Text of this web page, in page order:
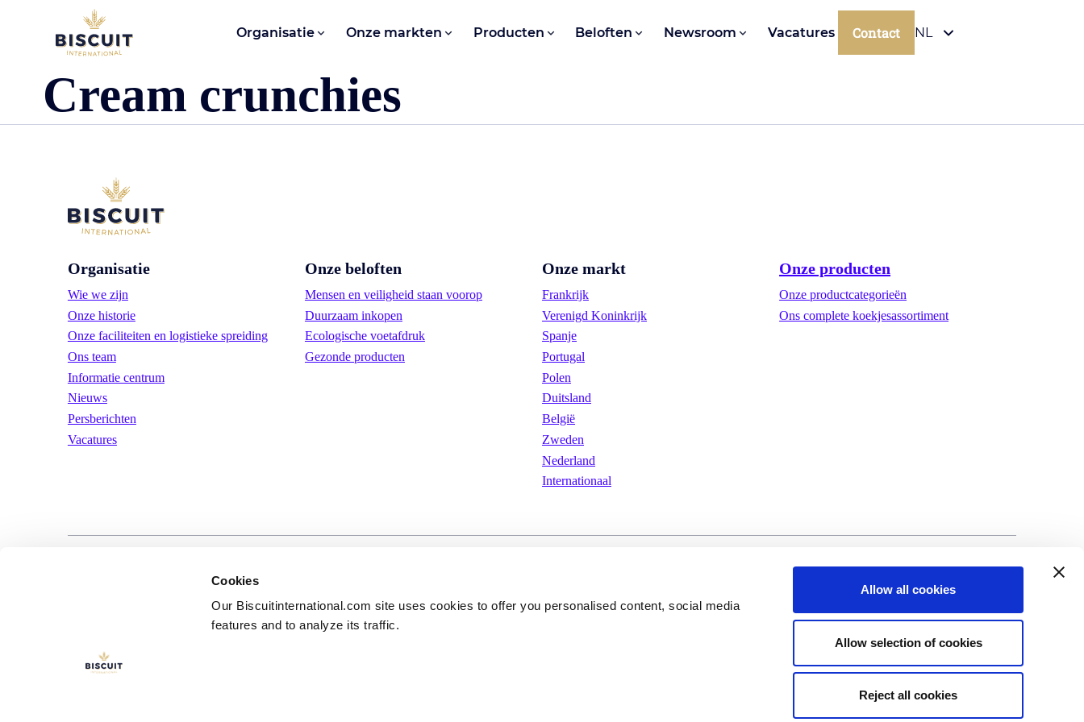
Cookies
Our Biscuitinternational.com site uses cookies to offer you personalised content, social media
features and to analyze its traffic.
Allow all cookies
Allow selection of cookies
Reject all cookies
Aller au contenu Organisatie Onze markten Producten Beloften Newsroom Vacatures Contact NL
Cream crunchies
Organisatie
Wie we zijn
Onze historie
Onze faciliteiten en logistieke spreiding
Ons team
Informatie centrum
Nieuws
Persberichten
Vacatures
Onze beloften
Mensen en veiligheid staan voorop
Duurzaam inkopen
Ecologische voetafdruk
Gezonde producten
Onze markt
Frankrijk
Verenigd Koninkrijk
Spanje
Portugal
Polen
Duitsland
België
Zweden
Nederland
Internationaal
Onze producten
Onze productcategorieën
Ons complete koekjesassortiment
©Biscuit International 2023